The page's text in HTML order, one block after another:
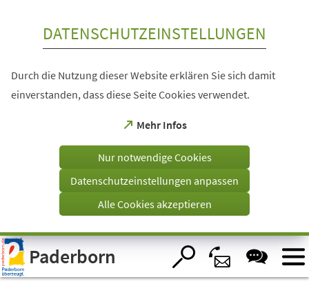
Visuelle
Assistenzsoftware
öffnen.
DATENSCHUTZEINSTELLUNGEN
Durch die Nutzung dieser Website erklären Sie sich damit
einverstanden, dass diese Seite Cookies verwendet.
Mehr Infos
(Öffnet
einem
Tab)
Nur notwendige Cookies
Datenschutzeinstellungen anpassen
Alle Cookies akzeptieren
Paderborn